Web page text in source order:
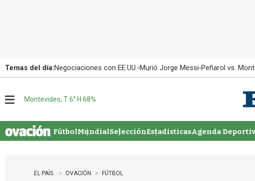
Temas del día:Negociaciones con EE.UU. Murió Jorge Messi Peñarol vs.
u
Montevideo, T 6° H 68%
FútbolMundialSelecciónEstadisticasAgenda
EL PAÍS OVACIÓN FÚTBOL